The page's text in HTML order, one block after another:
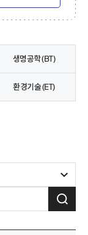
생명공학 (BT)
환경기술 (ET)
검
색